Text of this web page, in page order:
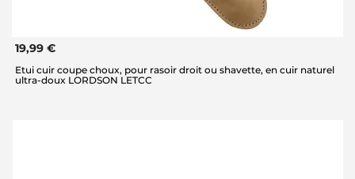
19,99 €
Etui cuir coupe choux, pour rasoir droit ou shavette, en cuir naturel
ultra-doux LORDSON LETCC